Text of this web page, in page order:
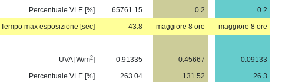
Percentuale VLE [%]
65761.15 0.2
0.2
Tempo max esposizione [sec]
43.8 maggiore 8 ore maggiore 8 ore
UVA [W/m2] 0.91335 0.45667
0.09133
Percentuale VLE [%]
263.04 131.52
26.3